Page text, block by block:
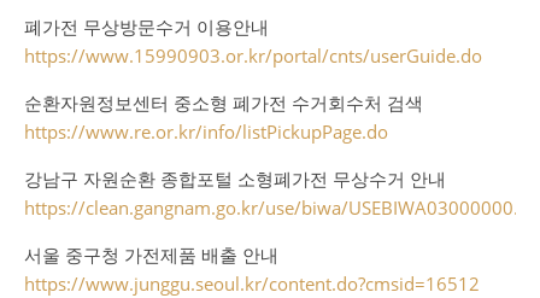
폐가전 무상방문수거 이용안내
https://www.15990903.or.kr/portal/cnts/userGuide.do
순환자원정보센터 중소형 폐가전 수거회수처 검색
https://www.re.or.kr/info/listPickupPage.do
강남구 자원순환 종합포털 소형폐가전 무상수거 안내
https://clean.gangnam.go.kr/use/biwa/USEBIWA03000000.do
서울 중구청 가전제품 배출 안내
https://www.junggu.seoul.kr/content.do?cmsid=16512